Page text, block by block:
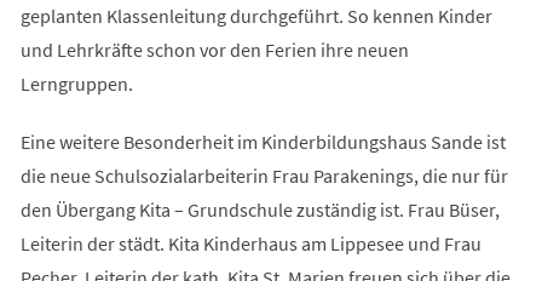
geplanten Klassenleitung durchgeführt. So kennen Kinder
und Lehrkräfte schon vor den Ferien ihre neuen
Lerngruppen.
Eine weitere Besonderheit im Kinderbildungshaus Sande ist
die neue Schulsozialarbeiterin Frau Parakenings, die nur für
den Übergang Kita – Grundschule zuständig ist. Frau Büser,
Leiterin der städt. Kita Kinderhaus am Lippesee und Frau